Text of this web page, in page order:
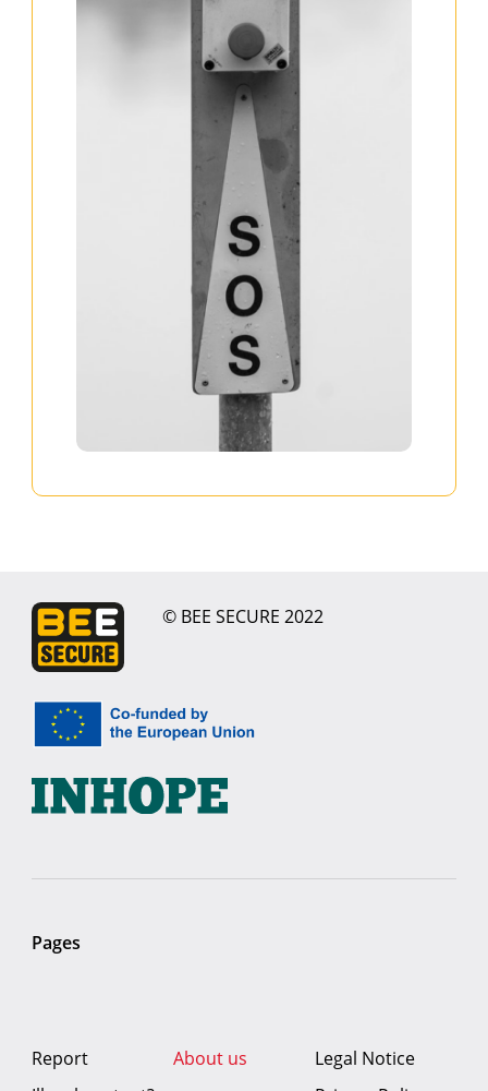
© BEE SECURE 2022
Pages
Report
About us
Legal Notice